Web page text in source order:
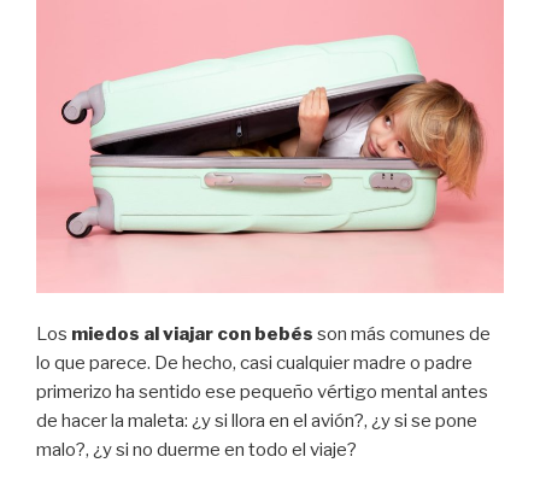
Los miedos al viajar con bebés son más comunes de
lo que parece. De hecho, casi cualquier madre o padre
primerizo ha sentido ese pequeño vértigo mental antes
de hacer la maleta: ¿y si llora en el avión?, ¿y si se pone
malo?, ¿y si no duerme en todo el viaje?